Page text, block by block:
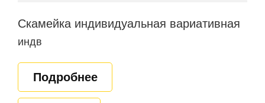
Скамейка индивидуальная вариативная
индв
Подробнее